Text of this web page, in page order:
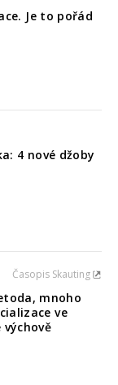
Je to pořád
4 nové džoby
Časopis Skauting
mnoho
ve